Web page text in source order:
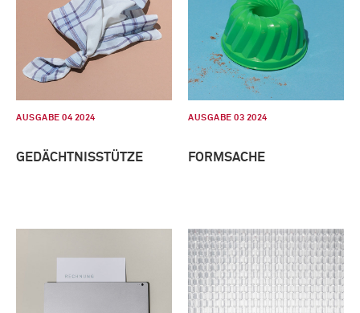
AUSGABE 04 2024
GEDÄCHTNISSTÜTZE
AUSGABE 03 2024
FORMSACHE